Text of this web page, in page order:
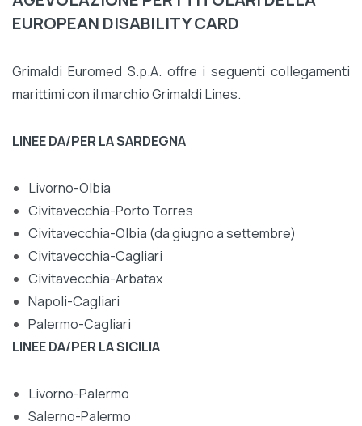
EUROPEAN DISABILITY CARD
Grimaldi Euromed S.p.A. offre i seguenti collegamenti
marittimi con il marchio Grimaldi Lines.
LINEE DA/PER LA SARDEGNA
Livorno-Olbia
Civitavecchia-Porto Torres
Civitavecchia-Olbia (da giugno a settembre)
Civitavecchia-Cagliari
Civitavecchia-Arbatax
Napoli-Cagliari
Palermo-Cagliari
LINEE DA/PER LA SICILIA
Livorno-Palermo
Salerno-Palermo